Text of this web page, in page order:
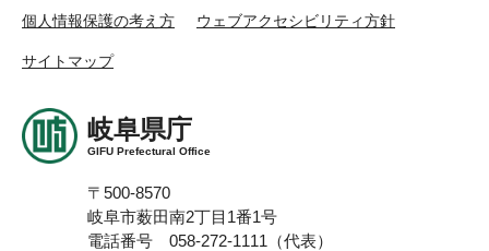
個人情報保護の考え方 ウェブアクセシビリティ方針
サイトマップ
岐阜県庁
GIFU Prefectural Office
〒500-8570
岐阜市薮田南2丁目1番1号
電話番号 058-272-1111（代表）